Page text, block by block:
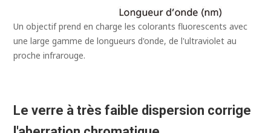
Un objectif prend en charge les colorants fluorescents avec
une large gamme de longueurs d'onde, de l'ultraviolet au
proche infrarouge.
Le verre à très faible dispersion corrige